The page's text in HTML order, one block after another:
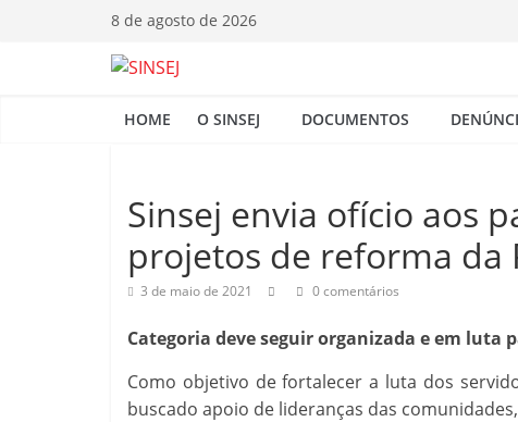
8 de agosto de 2026
S
N
S
E
HOME O SINSEJ DOCUMENTOS
Sinsej envia ofício aos
projetos de reforma da
3 de maio de 2021 0 comentários
Categoria deve seguir organizada e em luta
Como objetivo de fortalecer a luta dos
buscado apoio de lideranças das